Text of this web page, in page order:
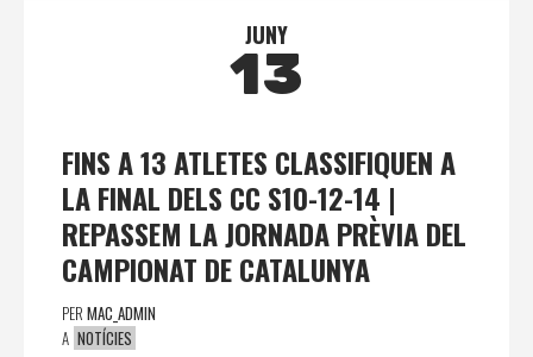
JUNY
13
FINS A 13 ATLETES CLASSIFIQUEN A
LA FINAL DELS CC S10-12-14 |
REPASSEM LA JORNADA PRÈVIA DEL
CAMPIONAT DE CATALUNYA
PER MAC_ADMIN
A NOTÍCIES